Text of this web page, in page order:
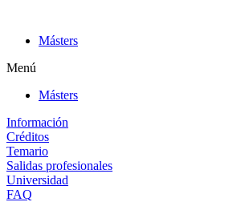
contenidoMásters
Menú
Másters
Información
Créditos
Temario
Salidas profesionales
Universidad
FAQ